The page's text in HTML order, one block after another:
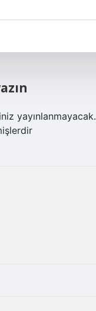
yayınlanmayacak.